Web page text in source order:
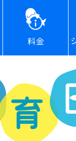
料金